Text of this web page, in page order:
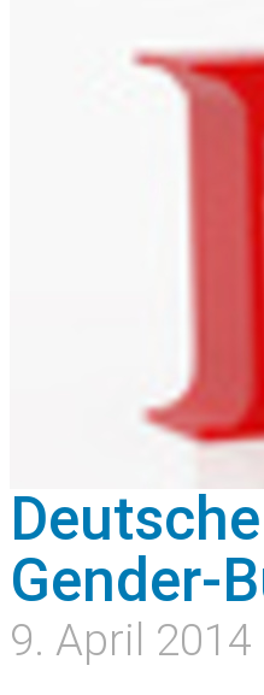
Gender-
9. April